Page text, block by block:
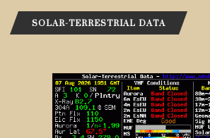
SOLAR-TERRESTRIAL DATA